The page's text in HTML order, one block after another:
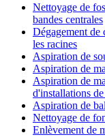
Nettoyage de
bandes centrales
Dégagement de
les racines
Aspiration de
Aspiration de
Aspiration de
d'installations
Aspiration de
Nettoyage de
Enlèvement de